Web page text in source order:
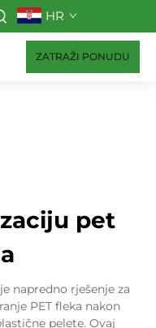
HR
ZATRAŽI PONUDU
pet
napredno rješenje za
PET fleka nakon
pelete. Ovaj